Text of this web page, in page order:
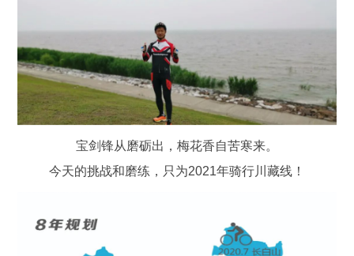
宝剑锋从磨砺出，梅花香自苦寒来。
今天的挑战和磨练，只为2021年骑行川藏线！